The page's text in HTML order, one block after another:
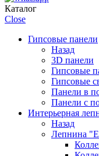
Каталог
Close
Гипсовые панели
Назад
3D панели
Гипсовые
Гипсовые
Панели в
Панели с
Интерьерная
Назад
Лепнина